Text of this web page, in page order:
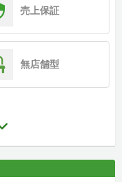
売上保証
無店舗型